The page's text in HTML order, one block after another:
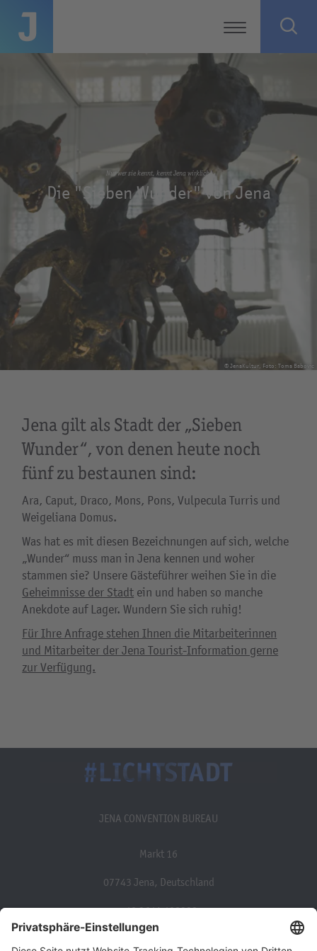
© JenaKultur, Foto: Toma Babovic
Die "Sieben Wunder" von Jena
Nur wer sie kennt, kennt Jena wirklich!
Jena gilt als Stadt der „Sieben
Wunder“, von denen heute noch
fünf zu bestaunen sind:
Ara, Caput, Draco, Mons, Pons, Vulpecula Turris und
Weigeliana Domus.
Was hat es mit diesen Bezeichnungen auf sich, welche
„Wunder“ muss man in Jena kennen und woher
stammen sie? Unsere Gästeführer weihen Sie in die
Geheimnisse der Stadt ein und haben so manche
Anekdote auf Lager. Wundern Sie sich ruhig!
Für Ihre Anfrage stehen Ihnen die Mitarbeiterinnen
und Mitarbeiter der Jena Tourist-Information gerne
zur Verfügung.
JENA CONVENTION BUREAU
Markt 16
07743 Jena, Deutschland
+49 3641 498333